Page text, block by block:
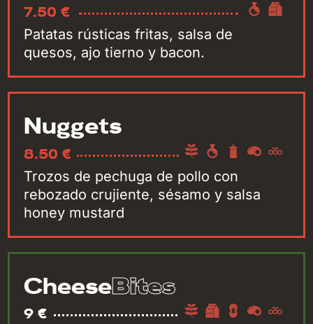
7.50 €
Patatas rústicas fritas, salsa de
quesos, ajo tierno y bacon.
Nuggets
8.50 €
Trozos de pechuga de pollo con
rebozado crujiente, sésamo y salsa
honey mustard
CheeseBites
9 €